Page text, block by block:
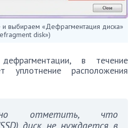
выбираем «Дефрагментация диска»
disk»)
в течение
уплотнение расположения
отметить, что